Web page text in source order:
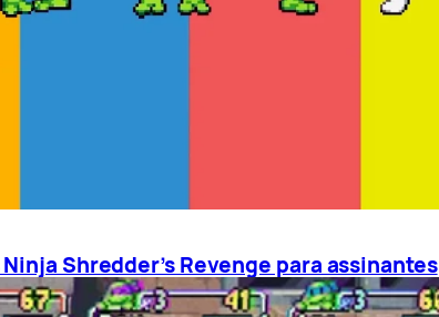
Shredder’s Revenge para assinantes